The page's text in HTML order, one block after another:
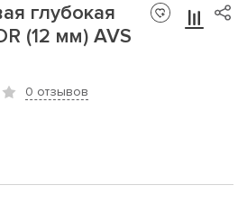
глубокая
(12 мм) AVS
0 отзывов